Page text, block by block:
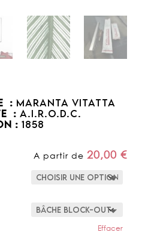
: Maranta Vitatta
: A.I.R.O.D.C.
: 1858
A partir de20,00€
Effacer